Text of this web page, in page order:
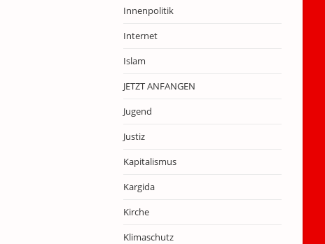
Innenpolitik
Internet
Islam
JETZT ANFANGEN
Jugend
Justiz
Kapitalismus
Kargida
Kirche
Klimaschutz